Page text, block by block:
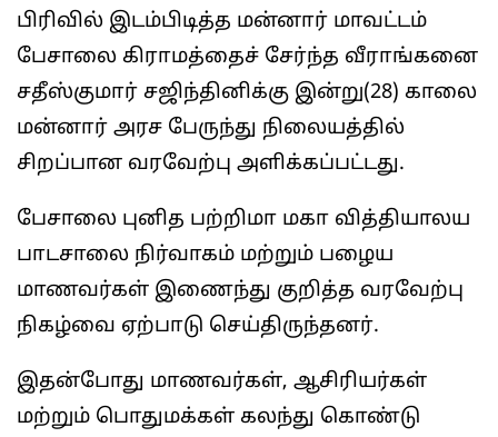
பிரிவில் இடம்பிடித்த மன்னார் மாவட்டம்
பேசாலை கிராமத்தைச் சேர்ந்த வீராங்கனை
சதீஸ்குமார் சஜிந்தினிக்கு இன்று(28) காலை
மன்னார் அரச பேருந்து நிலையத்தில்
சிறப்பான வரவேற்பு அளிக்கப்பட்டது.
பேசாலை புனித பற்றிமா மகா வித்தியாலய
பாடசாலை நிர்வாகம் மற்றும் பழைய
மாணவர்கள் இணைந்து குறித்த வரவேற்பு
நிகழ்வை ஏற்பாடு செய்திருந்தனர்.
இதன்போது மாணவர்கள், ஆசிரியர்கள்
மற்றும் பொதுமக்கள் கலந்து கொண்டு